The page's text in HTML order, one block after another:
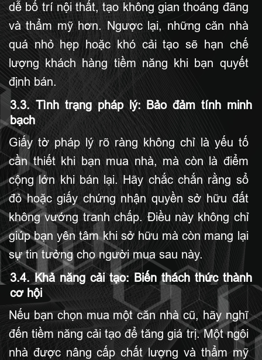
dễ bố trí nội thất, tạo không gian thoáng đãng
và thẩm mỹ hơn. Ngược lại, những căn nhà
quá nhỏ hẹp hoặc khó cải tạo sẽ hạn chế
lượng khách hàng tiềm năng khi bạn quyết
định bán.
3.3. Tình trạng pháp lý: Bảo đảm tính minh
bạch
Giấy tờ pháp lý rõ ràng không chỉ là yếu tố
cần thiết khi bạn mua nhà, mà còn là điểm
cộng lớn khi bán lại. Hãy chắc chắn rằng sổ
đỏ hoặc giấy chứng nhận quyền sở hữu đất
không vướng tranh chấp. Điều này không chỉ
giúp bạn yên tâm khi sở hữu mà còn mang lại
sự tin tưởng cho người mua sau này.
3.4. Khả năng cải tạo: Biến thách thức thành
cơ hội
Nếu bạn chọn mua một căn nhà cũ, hãy nghĩ
đến tiềm năng cải tạo để tăng giá trị. Một ngôi
nhà được nâng cấp chất lượng và thẩm mỹ